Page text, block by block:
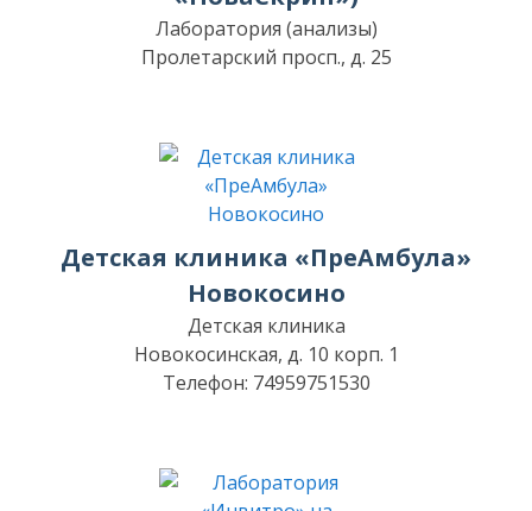
Лаборатория (анализы)
Пролетарский просп., д. 25
Детская клиника «ПреАмбула»
Новокосино
Детская клиника
Новокосинская, д. 10 корп. 1
Телефон: 74959751530